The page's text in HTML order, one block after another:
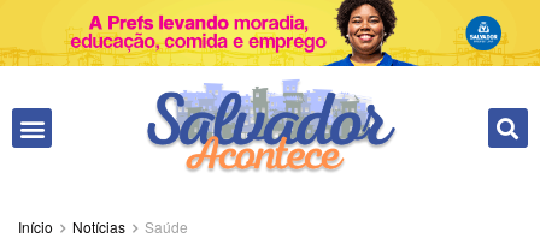
Início Notícias Saúde